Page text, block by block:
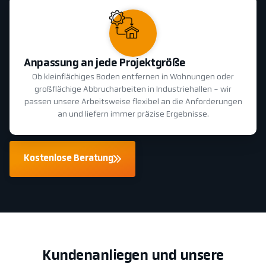
Anpassung an jede Projektgröße
Ob kleinflächiges Boden entfernen in Wohnungen oder
großflächige Abbrucharbeiten in Industriehallen - wir
passen unsere Arbeitsweise flexibel an die Anforderungen
an und liefern immer präzise Ergebnisse.
Kostenlose Beratung
Kundenanliegen und unsere